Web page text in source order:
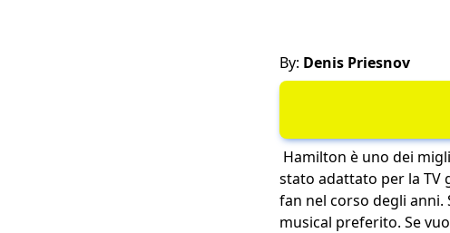
By: Denis Priesnov
Hamilton è uno dei
stato adattato per la TV
fan nel corso degli
musical preferito. Se